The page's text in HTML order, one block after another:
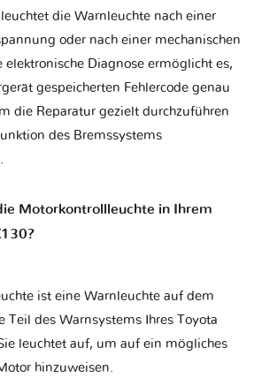
die Warnleuchte nach einer
oder nach einer mechanischen
elektronische Diagnose ermöglicht es,
gespeicherten Fehlercode genau
die Reparatur gezielt durchzuführen
des Bremssystems
Motorkontrollleuchte in Ihrem
ist eine Warnleuchte auf dem
Teil des Warnsystems Ihres Toyota
leuchtet auf, um auf ein mögliches
hinzuweisen.